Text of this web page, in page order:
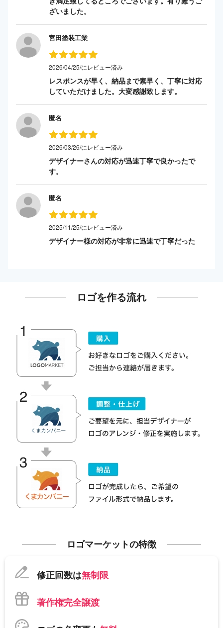
ざいました。
宮田塗装工業
2026/04/25/にレビュー済み
レスポンスが早く、納品まで素早く、丁寧に対応
していただけました。大変感謝致します。
匿名
2026/03/26/にレビュー済み
デザイナーさんの対応が迅速丁寧で良かったで
す。
匿名
2025/11/25/にレビュー済み
デザイナー様の対応が非常に迅速で丁寧だった
ロゴを作る流れ
ロゴマーケットの特徴
修正回数は無制限
著作権完全譲渡